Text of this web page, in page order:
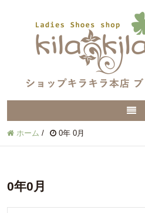
ホーム / 0年 0月
0年0月